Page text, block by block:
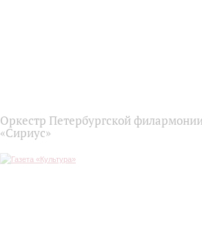
Оркестр Петербургской
«Сириус»